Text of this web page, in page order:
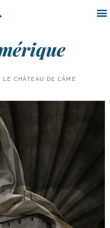
LE CHÂTEAU DE L’ÂME